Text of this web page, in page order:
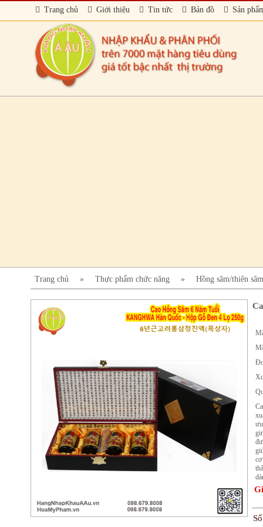
Trang chủ Giới thiệu Tin tức Bản đồ Sản
Trang chủ » Thực phẩm chức năng » Hồng sâm/thiên sâm